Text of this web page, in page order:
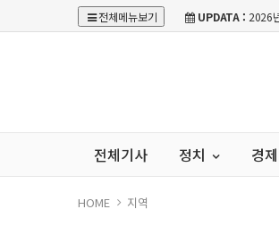
전체메뉴보기 UPDATA : 2026
전체기사 정치 경제
HOME 지역